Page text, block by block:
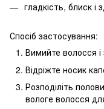
гладкість, блиск
Спосіб застосування:
Вимийте волосся і
Відріжте носик
Розподіліть
вологе волосся